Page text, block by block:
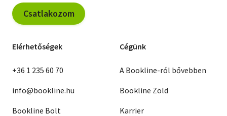
Csatlakozom
Elérhetőségek
+36 1 235 60 70
info@bookline.hu
Bookline Bolt
Cégünk
A Bookline-ról bővebben
Bookline Zöld
Karrier